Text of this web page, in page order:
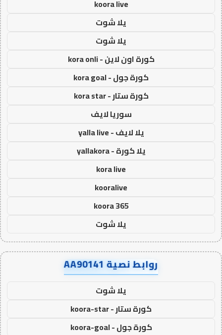
koora live
يلا شوت
يلا شوت
كورة اون لاين - kora onli
كورة جول - kora goal
كورة ستار - kora star
سوريا لايف
يلا لايف - yalla live
يلا كورة - yallakora
kora live
kooralive
koora 365
يلا شوت
روابط نصية AA90141
يلا شوت
كورة ستار - koora-star
كورة جول - koora-goal